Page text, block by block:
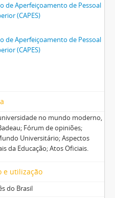
de Aperfeiçoamento de Pessoal
(CAPES)
de Aperfeiçoamento de Pessoal
(CAPES)
no mundo moderno,
Fórum de opiniões;
Universitário; Aspectos
da Educação; Atos Oficiais.
e utilização
do Brasil